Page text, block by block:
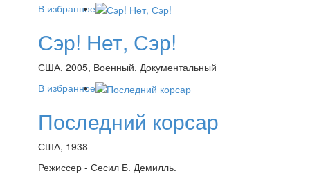
В избранное
Сэр! Нет, Сэр!
США, 2005, Военный, Документальный
В избранное
Последний корсар
США, 1938
Режиссер - Сесил Б. Демилль.